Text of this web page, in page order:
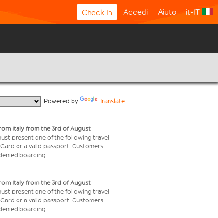
Check In Accedi Aiuto it-IT
Powered by Translate
Italy from the 3rd of August
present one of the following travel
or a valid passport. Customers
boarding.
Italy from the 3rd of August
present one of the following travel
or a valid passport. Customers
boarding.